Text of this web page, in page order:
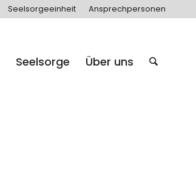
Seelsorgeeinheit Ansprechpersonen
Seelsorge Über uns